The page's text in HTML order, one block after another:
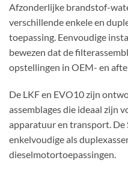
Afzonderlijke brandstof-
verschillende enkele en
toepassing. Eenvoudige
bewezen dat de
opstellingen in OEM- en
De LKF en EVO10 zijn
assemblages die ideaal zijn
apparatuur en transport.
enkelvoudige als
dieselmotortoepassingen.